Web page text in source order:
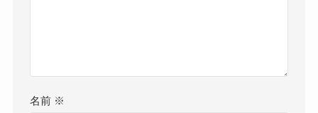
名前 ※